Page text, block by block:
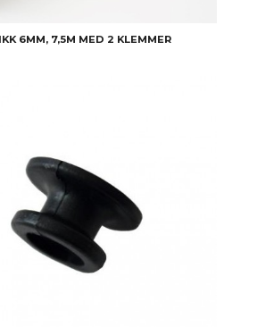
6MM, 7,5M MED 2 KLEMMER